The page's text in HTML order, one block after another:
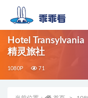
Hotel Transylvania
精灵旅社
1080P 71